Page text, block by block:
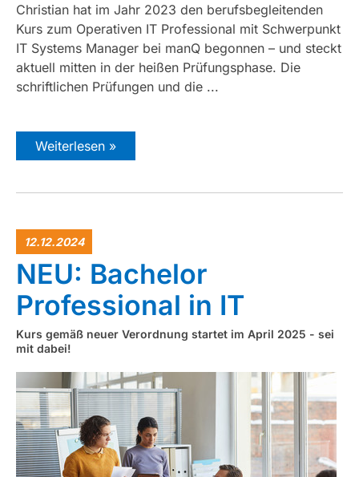
Christian hat im Jahr 2023 den berufsbegleitenden
Kurs zum Operativen IT Professional mit Schwerpunkt
IT Systems Manager bei manQ begonnen – und steckt
aktuell mitten in der heißen Prüfungsphase. Die
schriftlichen Prüfungen und die ...
Weiterlesen »
12.12.2024
NEU: Bachelor
Professional in IT
Kurs gemäß neuer Verordnung startet im April 2025 - sei
mit dabei!